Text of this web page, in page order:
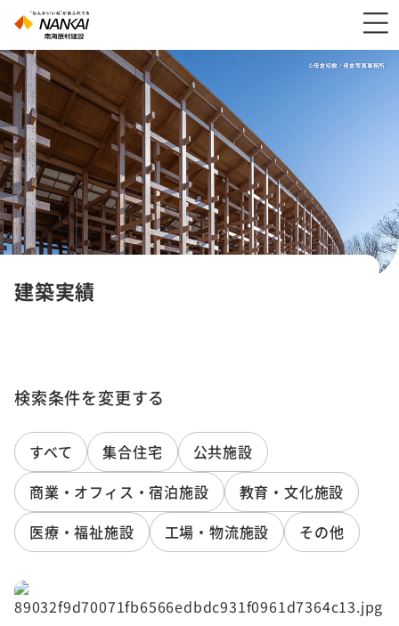
建築実績
検索条件を変更する
すべて 集合住宅
公共施設
商業・オフィス・宿泊施設
教育・文化施設
医療・福祉施設
工場・物流施設 その他